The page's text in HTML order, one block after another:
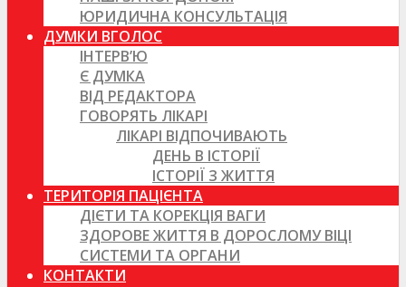
ЮРИДИЧНА КОНСУЛЬТАЦІЯ
ДУМКИ ВГОЛОС
ІНТЕРВ’Ю
Є ДУМКА
ВІД РЕДАКТОРА
ГОВОРЯТЬ ЛІКАРІ
ЛІКАРІ ВІДПОЧИВАЮТЬ
ДЕНЬ В ІСТОРІЇ
ІСТОРІЇ З ЖИТТЯ
ТЕРИТОРІЯ ПАЦІЄНТА
ДІЄТИ ТА КОРЕКЦІЯ ВАГИ
ЗДОРОВЕ ЖИТТЯ В ДОРОСЛОМУ ВІЦІ
СИСТЕМИ ТА ОРГАНИ
КОНТАКТИ